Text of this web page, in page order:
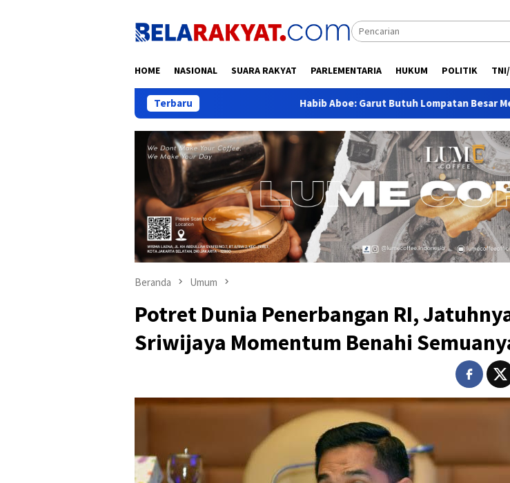
HOME NASIONAL SUARA RAKYAT PARLEMENTARIA HUKUM POLITIK
Terbaru Habib Aboe: Garut Butuh Lompatan Besar Menuju Pasar
Beranda Umum
Potret Dunia Penerbangan RI,
Sriwijaya Momentum Benahi